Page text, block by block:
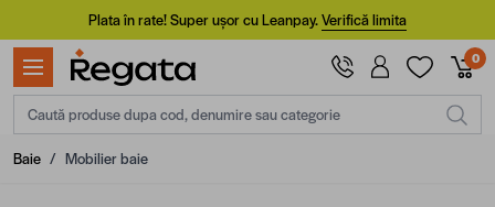
Mergi la ConținutPlata în rate! Super ușor cu Leanpay.Verifică limita
0
Caută produse dupa cod, denumire sau categorie
Baie / Mobilier baie